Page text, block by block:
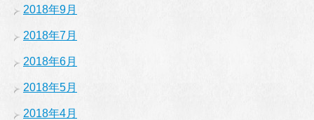
2018年9月
2018年7月
2018年6月
2018年5月
2018年4月